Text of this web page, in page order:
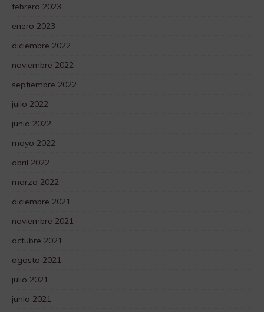
febrero 2023
enero 2023
diciembre 2022
noviembre 2022
septiembre 2022
julio 2022
junio 2022
mayo 2022
abril 2022
marzo 2022
diciembre 2021
noviembre 2021
octubre 2021
agosto 2021
julio 2021
junio 2021